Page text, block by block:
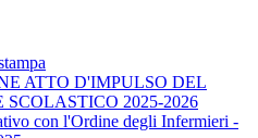
ATTO D'IMPULSO DEL
SCOLASTICO 2025-2026
con l'Ordine degli Infermieri -